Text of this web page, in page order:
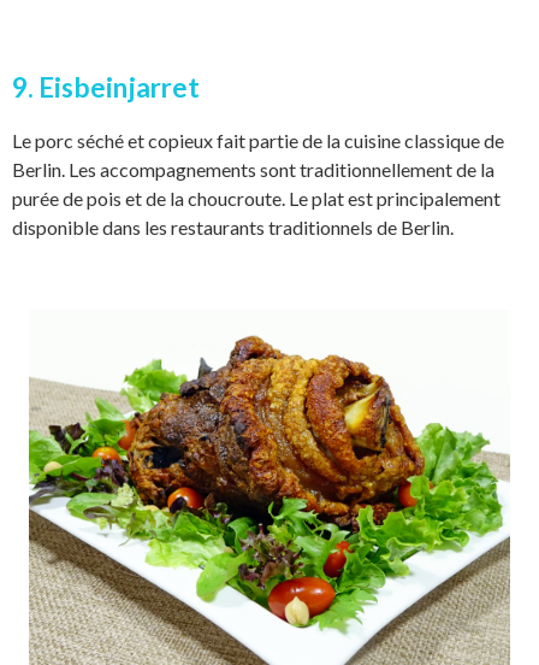
9. Eisbeinjarret
Le porc séché et copieux fait partie de la cuisine classique de
Berlin. Les accompagnements sont traditionnellement de la
purée de pois et de la choucroute. Le plat est principalement
disponible dans les restaurants traditionnels de Berlin.